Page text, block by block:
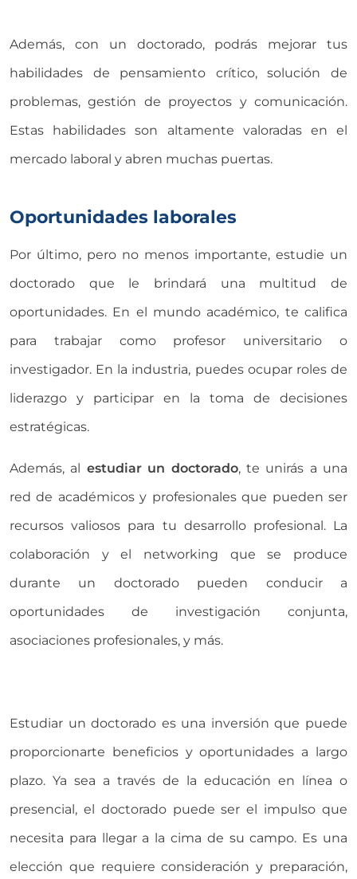
Además, con un doctorado, podrás mejorar tus
habilidades de pensamiento crítico, solución de
problemas, gestión de proyectos y comunicación.
Estas habilidades son altamente valoradas en el
mercado laboral y abren muchas puertas.
Oportunidades laborales
Por último, pero no menos importante, estudie un
doctorado que le brindará una multitud de
oportunidades. En el mundo académico, te califica
para trabajar como profesor universitario o
investigador. En la industria, puedes ocupar roles de
liderazgo y participar en la toma de decisiones
estratégicas.
Además, al estudiar un doctorado, te unirás a una
red de académicos y profesionales que pueden ser
recursos valiosos para tu desarrollo profesional. La
colaboración y el networking que se produce
durante un doctorado pueden conducir a
oportunidades de investigación conjunta,
asociaciones profesionales, y más.
Estudiar un doctorado es una inversión que puede
proporcionarte beneficios y oportunidades a largo
plazo. Ya sea a través de la educación en línea o
presencial, el doctorado puede ser el impulso que
necesita para llegar a la cima de su campo. Es una
elección que requiere consideración y preparación,